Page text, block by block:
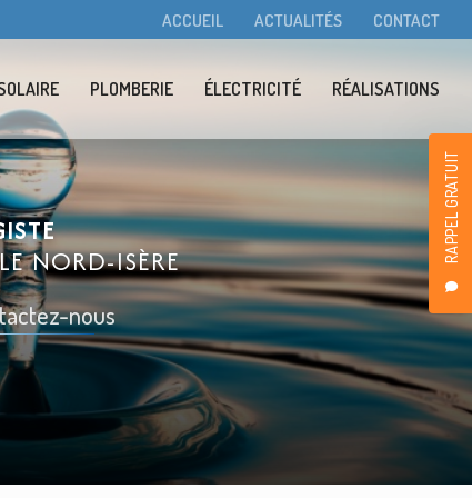
RAPPEL GRATUIT
ACCUEIL ACTUALITÉS
CONTACT
PLOMBERIE ÉLECTRICITÉ RÉALISATIONS
NORD-ISÈRE
nous